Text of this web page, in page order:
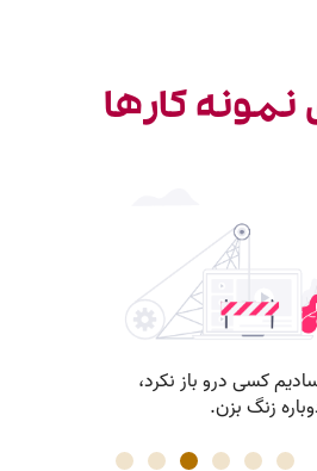
کارها